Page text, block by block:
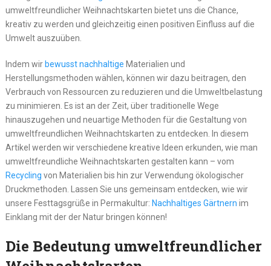
umweltfreundlicher Weihnachtskarten bietet uns die Chance,
kreativ zu werden und gleichzeitig einen positiven Einfluss auf die
Umwelt auszuüben.
Indem wir bewusst nachhaltige Materialien und
Herstellungsmethoden wählen, können wir dazu beitragen, den
Verbrauch von Ressourcen zu reduzieren und die Umweltbelastung
zu minimieren. Es ist an der Zeit, über traditionelle Wege
hinauszugehen und neuartige Methoden für die Gestaltung von
umweltfreundlichen Weihnachtskarten zu entdecken. In diesem
Artikel werden wir verschiedene kreative Ideen erkunden, wie man
umweltfreundliche Weihnachtskarten gestalten kann – vom
Recycling von Materialien bis hin zur Verwendung ökologischer
Druckmethoden. Lassen Sie uns gemeinsam entdecken, wie wir
unsere Festtagsgrüße in Permakultur: Nachhaltiges Gärtnern im
Einklang mit der der Natur bringen können!
Die Bedeutung umweltfreundlicher